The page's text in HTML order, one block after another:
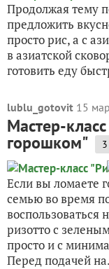
Продолжая тему
предложить
просто рис, а с
в азиатской
готовить еду
lublu_gotovit 15
Мастер-
горошком" 3
Если вы ломаете
семью во время
ризотто с
просто и с
Перед подачей